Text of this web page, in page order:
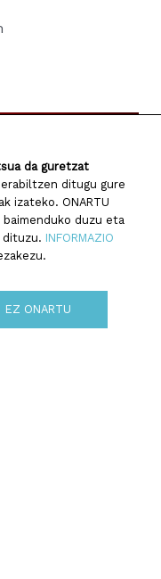
da guretzat
ditugu gure
izateko. ONARTU
duzu eta
dituzu. INFORMAZIO
EZ ONARTU